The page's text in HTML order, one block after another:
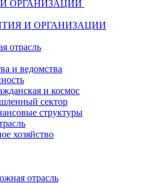
ОРГАНИЗАЦИИ
И ОРГАНИЗАЦИИ
отрасль
и ведомства
и космос
сектор
структуры
хозяйство
отрасль